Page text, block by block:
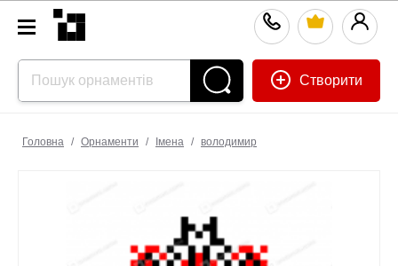
Створити
Головна / Орнаменти / Імена / володимир